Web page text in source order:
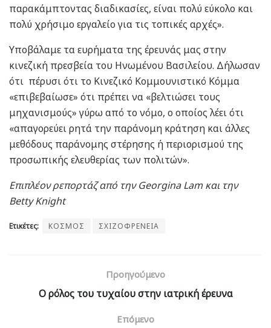
παρακάμπτοντας διαδικασίες, είναι πολύ εύκολο και
πολύ χρήσιμο εργαλείο για τις τοπικές αρχές».
Υποβάλαμε τα ευρήματα της έρευνάς μας στην
κινεζική πρεσβεία του Ηνωμένου Βασιλείου. Δήλωσαν
ότι πέρυσι ότι το Κινεζικό Κομμουνιστικό Κόμμα
«επιβεβαίωσε» ότι πρέπει να «βελτιώσει τους
μηχανισμούς» γύρω από το νόμο, ο οποίος λέει ότι
«απαγορεύει ρητά την παράνομη κράτηση και άλλες
μεθόδους παράνομης στέρησης ή περιορισμού της
προσωπικής ελευθερίας των πολιτών».
Επιπλέον ρεπορτάζ από την Georgina Lam και την
Betty Knight
Ετικέτες: ΚΟΣΜΟΣ ΣΧΙΖΟΦΡΕΝΕΙΑ
Προηγούμενο
Ο ρόλος του τυχαίου στην ιατρική έρευνα
Επόμενο